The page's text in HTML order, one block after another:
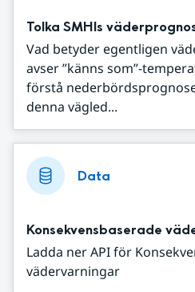
Tolka SMHIs
Vad betyder egentligen
avser ”känns som”-
förstå
denna vägled...
Data
Konsekvensbaserade
Ladda ner API för
vädervarningar